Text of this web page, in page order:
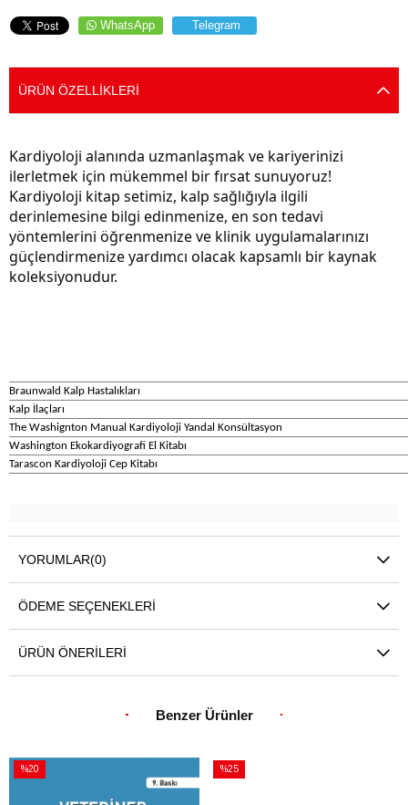
WhatsApp Telegram
ÜRÜN ÖZELLIKLERI
Kardiyoloji alanında uzmanlaşmak ve kariyerinizi
ilerletmek için mükemmel bir fırsat sunuyoruz!
Kardiyoloji kitap setimiz, kalp sağlığıyla ilgili
derinlemesine bilgi edinmenize, en son tedavi
yöntemlerini öğrenmenize ve klinik uygulamalarınızı
güçlendirmenize yardımcı olacak kapsamlı bir kaynak
koleksiyonudur.
Braunwald Kalp Hastalıkları
Kalp İlaçları
The Washignton Manual Kardiyoloji Yandal Konsültasyon
Washington Ekokardiyografi El Kitabı
Tarascon Kardiyoloji Cep Kitabı
YORUMLAR(0)
ÖDEME SEÇENEKLERI
ÜRÜN ÖNERILERI
Benzer Ürünler
%20
%25